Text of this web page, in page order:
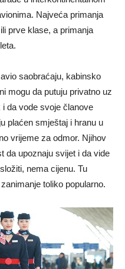
Najveća primanja
prve klase, a primanja
saobraćaju, kabinsko
mogu da putuju privatno uz
da vode svoje članove
plaćen smještaj i hranu u
vrijeme za odmor. Njihov
da upoznaju svijet i da vide
nema cijenu. Tu
toliko popularno.